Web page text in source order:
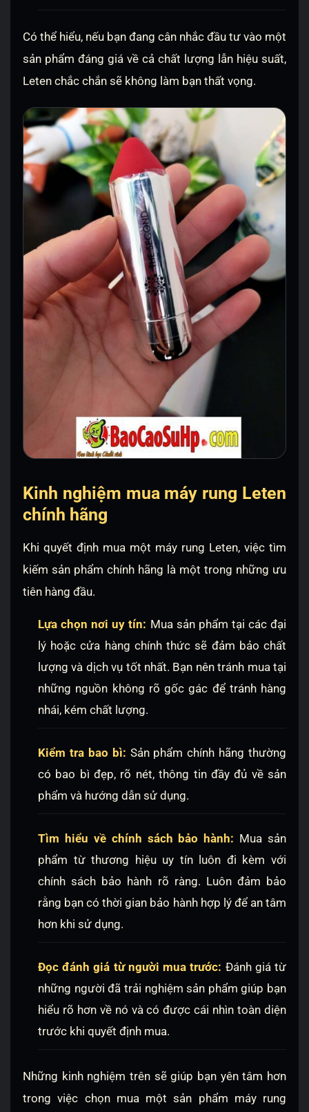
Có thể hiểu, nếu bạn đang cân nhắc đầu tư vào một
sản phẩm đáng giá về cả chất lượng lẫn hiệu suất,
Leten chắc chắn sẽ không làm bạn thất vọng.
Kinh nghiệm mua máy rung Leten
chính hãng
Khi quyết định mua một máy rung Leten, việc tìm
kiếm sản phẩm chính hãng là một trong những ưu
tiên hàng đầu.
Lựa chọn nơi uy tín: Mua sản phẩm tại các đại
lý hoặc cửa hàng chính thức sẽ đảm bảo chất
lượng và dịch vụ tốt nhất. Bạn nên tránh mua tại
những nguồn không rõ gốc gác để tránh hàng
nhái, kém chất lượng.
Kiểm tra bao bì: Sản phẩm chính hãng thường
có bao bì đẹp, rõ nét, thông tin đầy đủ về sản
phẩm và hướng dẫn sử dụng.
Tìm hiểu về chính sách bảo hành: Mua sản
phẩm từ thương hiệu uy tín luôn đi kèm với
chính sách bảo hành rõ ràng. Luôn đảm bảo
rằng bạn có thời gian bảo hành hợp lý để an tâm
hơn khi sử dụng.
Đọc đánh giá từ người mua trước: Đánh giá từ
những người đã trải nghiệm sản phẩm giúp bạn
hiểu rõ hơn về nó và có được cái nhìn toàn diện
trước khi quyết định mua.
Những kinh nghiệm trên sẽ giúp bạn yên tâm hơn
trong việc chọn mua một sản phẩm máy rung